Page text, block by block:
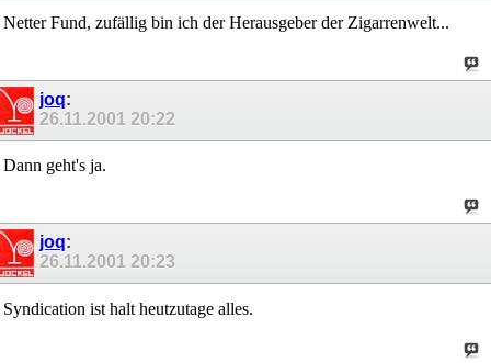
Netter Fund, zufällig bin ich der Herausgeber der Zigarrenwelt...
joq:
26.11.2001 20:22
Dann geht's ja.
joq:
26.11.2001 20:23
Syndication ist halt heutzutage alles.